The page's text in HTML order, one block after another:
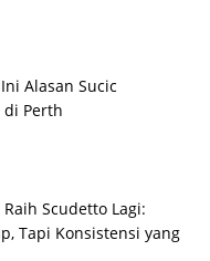
Alasan Sucic
Perth
Scudetto Lagi:
Tapi Konsistensi yang